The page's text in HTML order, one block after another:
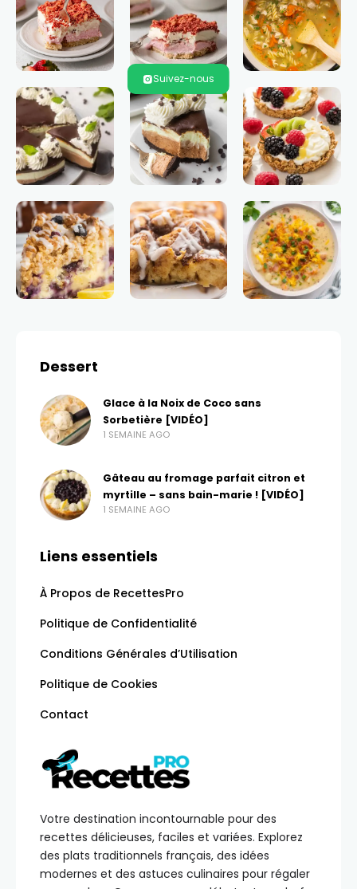
Suivez-nous
Votre destination incontournable pour des
recettes délicieuses, faciles et variées. Explorez
des plats traditionnels français, des idées
modernes et des astuces culinaires pour régaler
Dessert
Glace à la Noix de Coco sans
Sorbetière [VIDÉO]
1 SEMAINE AGO
Gâteau au fromage parfait citron et
myrtille – sans bain-marie ! [VIDÉO]
1 SEMAINE AGO
Liens essentiels
À Propos de RecettesPro
Politique de Confidentialité
Conditions Générales d’Utilisation
Politique de Cookies
Contact